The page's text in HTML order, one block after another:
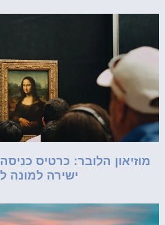
מוזיאון הלובר: כרטיס
ישירה למונה